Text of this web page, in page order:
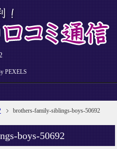
PEXELS
brothers-family-siblings-boys-50692
boys-50692